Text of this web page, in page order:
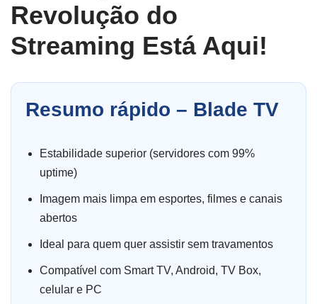
Revolução do
Streaming Está Aqui!
Resumo rápido – Blade TV
Estabilidade superior (servidores com 99%
uptime)
Imagem mais limpa em esportes, filmes e canais
abertos
Ideal para quem quer assistir sem travamentos
Compatível com Smart TV, Android, TV Box,
celular e PC